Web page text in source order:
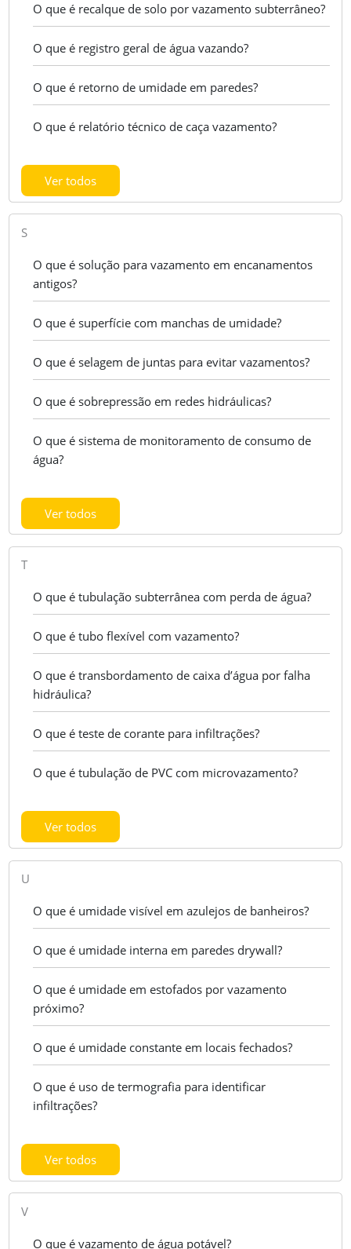
O que é recalque de solo por vazamento subterrâneo?
O que é registro geral de água vazando?
O que é retorno de umidade em paredes?
O que é relatório técnico de caça vazamento?
Ver todos
S
O que é solução para vazamento em encanamentos
antigos?
O que é superfície com manchas de umidade?
O que é selagem de juntas para evitar vazamentos?
O que é sobrepressão em redes hidráulicas?
O que é sistema de monitoramento de consumo de
água?
Ver todos
T
O que é tubulação subterrânea com perda de água?
O que é tubo flexível com vazamento?
O que é transbordamento de caixa d’água por falha
hidráulica?
O que é teste de corante para infiltrações?
O que é tubulação de PVC com microvazamento?
Ver todos
U
O que é umidade visível em azulejos de banheiros?
O que é umidade interna em paredes drywall?
O que é umidade em estofados por vazamento
próximo?
O que é umidade constante em locais fechados?
O que é uso de termografia para identificar
infiltrações?
Ver todos
V
O que é vazamento de água potável?